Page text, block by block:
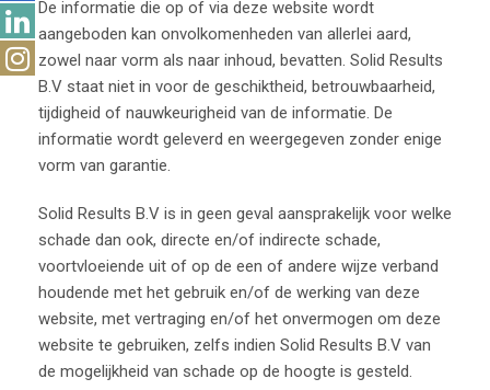
De informatie die op of via deze website wordt
aangeboden kan onvolkomenheden van allerlei aard,
zowel naar vorm als naar inhoud, bevatten. Solid Results
B.V staat niet in voor de geschiktheid, betrouwbaarheid,
tijdigheid of nauwkeurigheid van de informatie. De
informatie wordt geleverd en weergegeven zonder enige
vorm van garantie.
Solid Results B.V is in geen geval aansprakelijk voor welke
schade dan ook, directe en/of indirecte schade,
voortvloeiende uit of op de een of andere wijze verband
houdende met het gebruik en/of de werking van deze
website, met vertraging en/of het onvermogen om deze
website te gebruiken, zelfs indien Solid Results B.V van
de mogelijkheid van schade op de hoogte is gesteld.